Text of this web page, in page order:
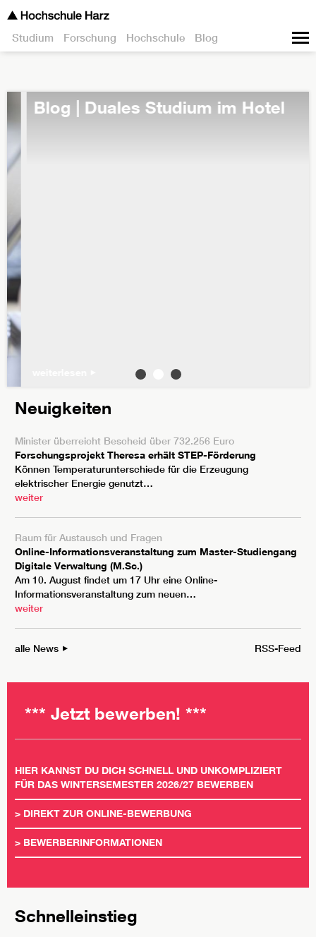
Studium Forschung Hochschule Blog
Blog | Duales Studium im Hotel
Neuigkeiten
Minister überreicht Bescheid über 732.256 Euro
Forschungsprojekt Theresa erhält STEP-Förderung
Können Temperaturunterschiede für die Erzeugung
elektrischer Energie genutzt…
weiter
Raum für Austausch und Fragen
Online-Informationsveranstaltung zum Master-Studiengang
Digitale Verwaltung (M.Sc.)
Am 10. August findet um 17 Uhr eine Online-
Informationsveranstaltung zum neuen…
weiter
alle News RSS-Feed
*** Jetzt bewerben! ***
HIER KANNST DU DICH SCHNELL UND UNKOMPLIZIERT
FÜR DAS WINTERSEMESTER 2026/27 BEWERBEN
> DIREKT ZUR ONLINE-BEWERBUNG
> BEWERBERINFORMATIONEN
Schnelleinstieg